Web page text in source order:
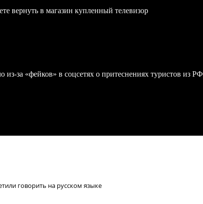
вернуть в магазин купленный телевизор
из-за «фейков» в соцсетях о притеснениях туристов из РФ
говорить на русском языке